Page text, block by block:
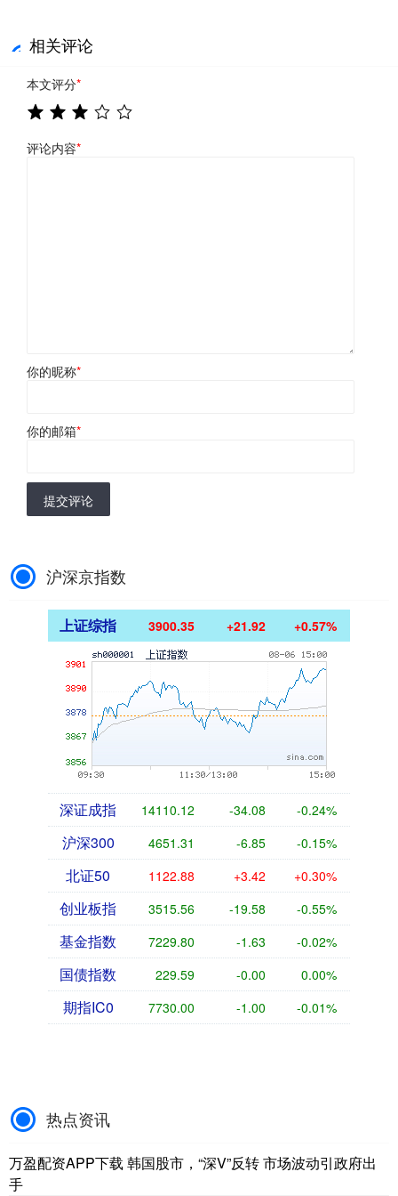
相关评论
本文评分*
评论内容*
你的昵称*
你的邮箱*
提交评论
沪深京指数
上证综指 3900.35 +21.92 +0.57%
深证成指 14110.12 -34.08 -0.24%
沪深300 4651.31 -6.85 -0.15%
北证50 1122.88 +3.42 +0.30%
创业板指 3515.56 -19.58 -0.55%
基金指数 7229.80 -1.63 -0.02%
国债指数 229.59 -0.00 0.00%
期指IC0 7730.00 -1.00 -0.01%
热点资讯
万盈配资APP下载 韩国股市，“深V”反转 市场波动引政府出
手